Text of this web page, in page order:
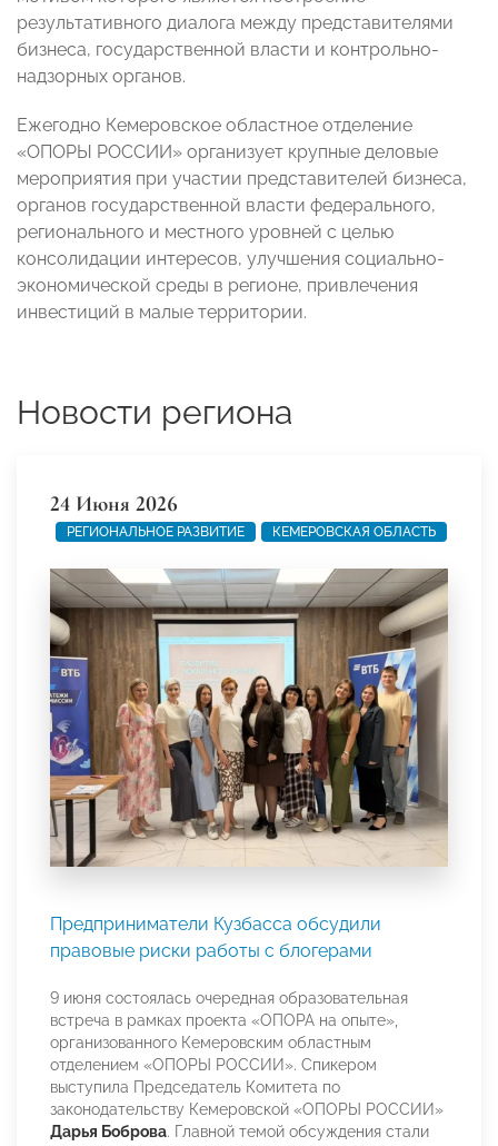
результативного диалога между представителями
бизнеса, государственной власти и контрольно-
надзорных органов.
Ежегодно Кемеровское областное отделение
«ОПОРЫ РОССИИ» организует крупные деловые
мероприятия при участии представителей бизнеса,
органов государственной власти федерального,
регионального и местного уровней с целью
консолидации интересов, улучшения социально-
экономической среды в регионе, привлечения
инвестиций в малые территории.
Новости региона
24 Июня 2026
РЕГИОНАЛЬНОЕ РАЗВИТИЕ КЕМЕРОВСКАЯ ОБЛАСТЬ
Предприниматели Кузбасса обсудили
правовые риски работы с блогерами
9 июня состоялась очередная образовательная
встреча в рамках проекта «ОПОРА на опыте»,
организованного Кемеровским областным
отделением «ОПОРЫ РОССИИ». Спикером
выступила Председатель Комитета по
законодательству Кемеровской «ОПОРЫ РОССИИ»
Дарья Боброва. Главной темой обсуждения стали